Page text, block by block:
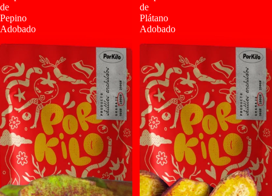
de
Pepino
Adobado
de
Plátano
Adobado